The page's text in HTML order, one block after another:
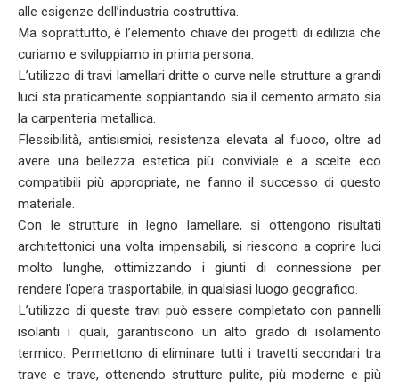
alle esigenze dell’industria costruttiva.
Ma soprattutto, è l’elemento chiave dei progetti di edilizia che
curiamo e sviluppiamo in prima persona.
L’utilizzo di travi lamellari dritte o curve nelle strutture a grandi
luci sta praticamente soppiantando sia il cemento armato sia
la carpenteria metallica.
Flessibilità, antisismici, resistenza elevata al fuoco, oltre ad
avere una bellezza estetica più conviviale e a scelte eco
compatibili più appropriate, ne fanno il successo di questo
materiale.
Con le strutture in legno lamellare, si ottengono risultati
architettonici una volta impensabili, si riescono a coprire luci
molto lunghe, ottimizzando i giunti di connessione per
rendere l’opera trasportabile, in qualsiasi luogo geografico.
L’utilizzo di queste travi può essere completato con pannelli
isolanti i quali, garantiscono un alto grado di isolamento
termico. Permettono di eliminare tutti i travetti secondari tra
trave e trave, ottenendo strutture pulite, più moderne e più